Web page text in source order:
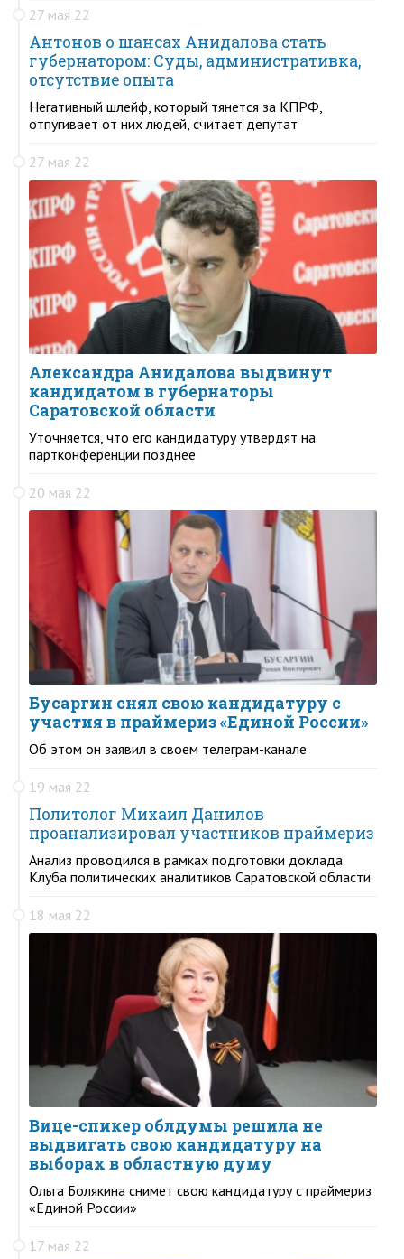
27 мая 22
Антонов о шансах Анидалова стать
губернатором: Суды, административка,
отсутствие опыта
Негативный шлейф, который тянется за КПРФ,
отпугивает от них людей, считает депутат
27 мая 22
Александра Анидалова выдвинут
кандидатом в губернаторы
Саратовской области
Уточняется, что его кандидатуру утвердят на
партконференции позднее
20 мая 22
Бусаргин снял свою кандидатуру с
участия в праймериз «Единой России»
Об этом он заявил в своем телеграм-канале
19 мая 22
Политолог Михаил Данилов
проанализировал участников праймериз
Анализ проводился в рамках подготовки доклада
Клуба политических аналитиков Саратовской области
18 мая 22
Вице-спикер облдумы решила не
выдвигать свою кандидатуру на
выборах в областную думу
Ольга Болякина снимет свою кандидатуру с праймериз
«Единой России»
17 мая 22